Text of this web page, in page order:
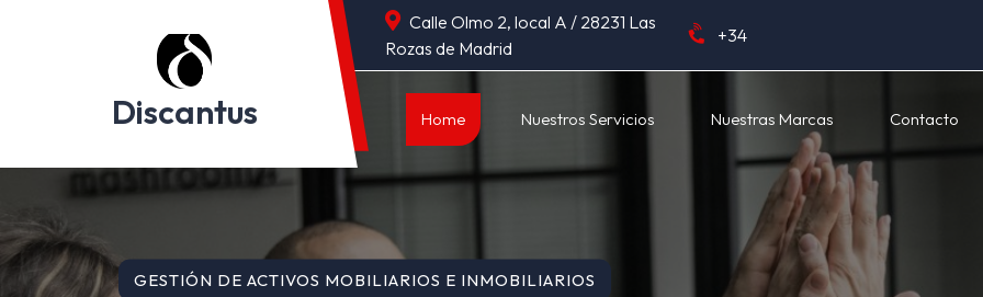
Discantus
Calle Olmo 2, local A / 28231 Las
Rozas de Madrid
+34
Home Nuestros Servicios Nuestras Marcas Contacto
GESTIÓN DE ACTIVOS MOBILIARIOS E INMOBILIARIOS